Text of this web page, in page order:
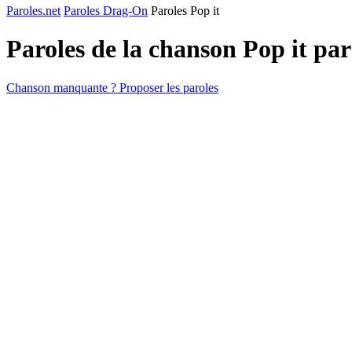
Paroles.net Paroles Drag-On Paroles Pop it
Paroles de la chanson Pop it par
Chanson manquante ? Proposer les paroles